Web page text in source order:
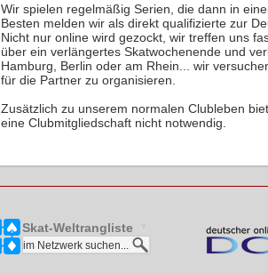
Wir spielen regelmäßig Serien, die dann in
Besten melden wir als direkt qualifizierte zur
Nicht nur online wird gezockt, wir treffen uns
über ein verlängertes Skatwochenende und
Hamburg, Berlin oder am Rhein... wir
für die Partner zu organisieren.
Zusätzlich zu unserem normalen Clubleben
eine Clubmitgliedschaft nicht notwendig.
Skat-Weltrangliste